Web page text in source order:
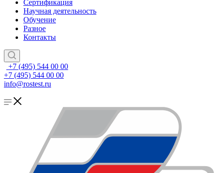
Сертификация
Научная деятельность
Обучение
Разное
Контакты
+7 (495) 544 00 00
+7 (495) 544 00 00
info@rostest.ru